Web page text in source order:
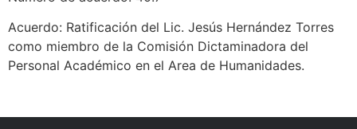
Acuerdo: Ratificación del Lic. Jesús Hernández Torres
como miembro de la Comisión Dictaminadora del
Personal Académico en el Area de Humanidades.